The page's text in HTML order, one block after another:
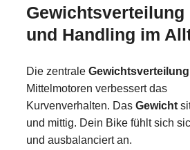
Gewichtsverteilung
und Handling im
Die zentrale Gewichtsverteilung
Mittelmotoren verbessert das
Kurvenverhalten. Das Gewicht
und mittig. Dein Bike fühlt sich
und ausbalanciert an.